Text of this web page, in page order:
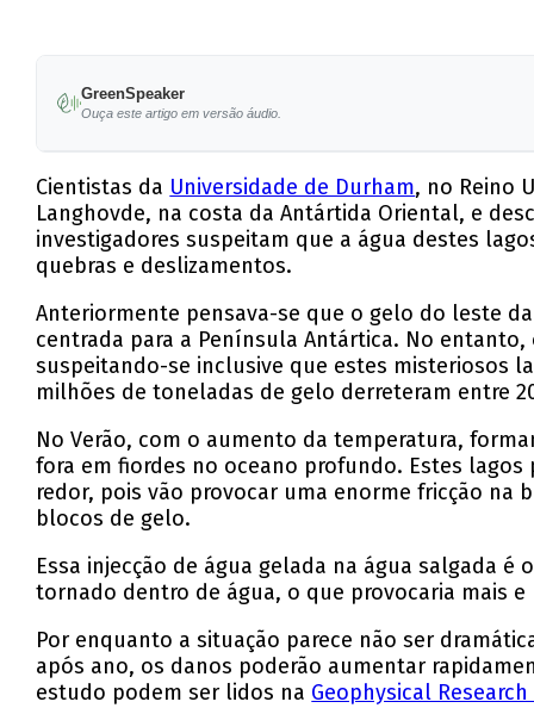
GreenSpeaker
Ouça este artigo em versão áudio.
Cientistas da Universidade de Durham, no Reino
Langhovde, na costa da Antártida Oriental, e
investigadores suspeitam que a água destes
quebras e deslizamentos.
Anteriormente pensava-se que o gelo do leste
centrada para a Península Antártica. No
suspeitando-se inclusive que estes misteriosos
milhões de toneladas de gelo derreteram entre
No Verão, com o aumento da temperatura,
fora em fiordes no oceano profundo. Estes
redor, pois vão provocar uma enorme fricção na
blocos de gelo.
Essa injecção de água gelada na água salgada
tornado dentro de água, o que provocaria mais
Por enquanto a situação parece não ser
após ano, os danos poderão aumentar
estudo podem ser lidos na Geophysical